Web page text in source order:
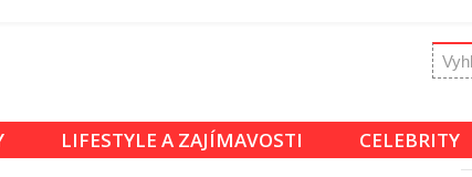
LIFESTYLE A ZAJÍMAVOSTI CELEBRITY